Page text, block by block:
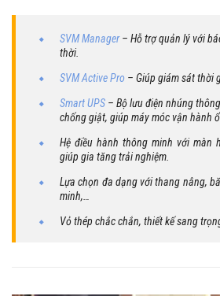
SVM Manager– Hỗ trợ quản lý với
thời.
SVM Active Pro – Giúp giám sát thời
Smart UPS – Bộ lưu điện nhúng
chống giật, giúp máy móc vận hành
Hệ điều hành thông minh với màn
giúp gia tăng trải nghiệm.
Lựa chọn đa dạng với thang nâng,
minh,…
Vỏ thép chắc chắn, thiết kế sang